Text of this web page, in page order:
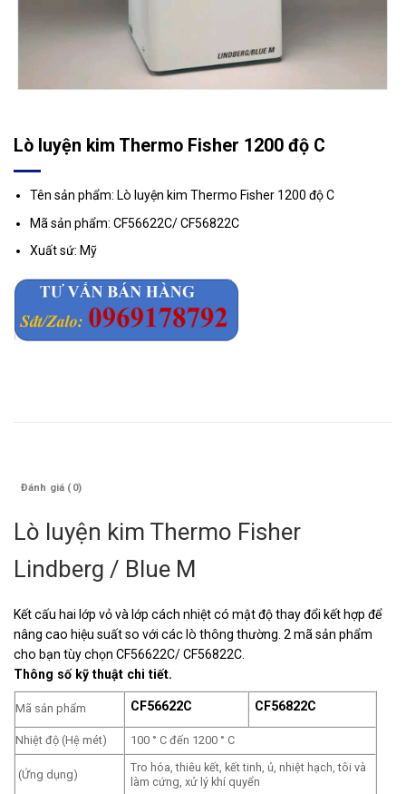
Lò luyện kim Thermo Fisher 1200 độ C
Tên sản phẩm: Lò luyện kim Thermo Fisher 1200 độ C
Mã sản phẩm: CF56622C/ CF56822C
Xuất sứ: Mỹ
Đánh giá (0)
Lò luyện kim Thermo Fisher
Lindberg / Blue M
Kết cấu hai lớp vỏ và lớp cách nhiệt có mật độ thay đổi kết hợp để
nâng cao hiệu suất so với các lò thông thường. 2 mã sản phẩm
cho bạn tùy chọn CF56622C/ CF56822C.
Thông số kỹ thuật chi tiết.
Mã sản phẩm CF56622C CF56822C
Nhiệt độ (Hệ mét) 100 ° C đến 1200 ° C
(Ứng dụng)
Tro hóa, thiêu kết, kết tinh, ủ, nhiệt hạch, tôi và
làm cứng, xử lý khí quyển